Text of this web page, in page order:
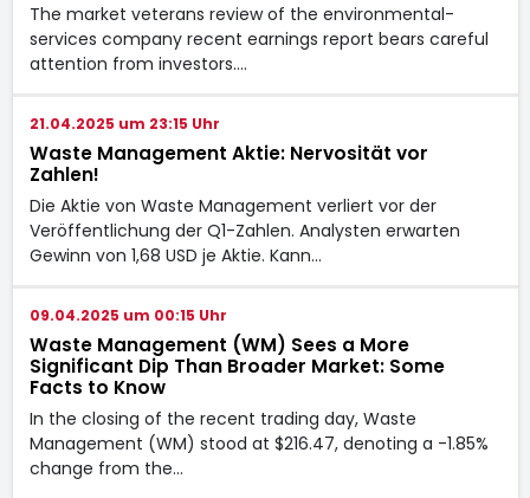
The market veterans review of the environmental-
services company recent earnings report bears careful
attention from investors.…
21.04.2025 um 23:15 Uhr
Waste Management Aktie: Nervosität vor
Zahlen!
Die Aktie von Waste Management verliert vor der
Veröffentlichung der Q1-Zahlen. Analysten erwarten
Gewinn von 1,68 USD je Aktie. Kann…
09.04.2025 um 00:15 Uhr
Waste Management (WM) Sees a More
Significant Dip Than Broader Market: Some
Facts to Know
In the closing of the recent trading day, Waste
Management (WM) stood at $216.47, denoting a -1.85%
change from the…